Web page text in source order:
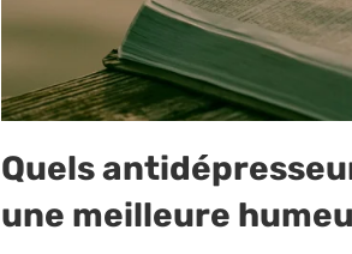
Quels
une meilleure